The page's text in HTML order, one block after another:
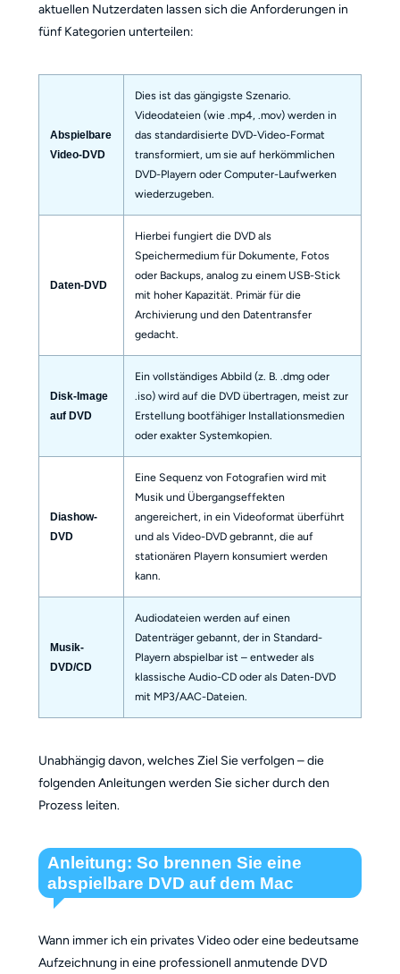
aktuellen Nutzerdaten lassen sich die Anforderungen in
fünf Kategorien unterteilen:
Abspielbare
Video-DVD
Dies ist das gängigste Szenario.
Videodateien (wie .mp4, .mov) werden in
das standardisierte DVD-Video-Format
transformiert, um sie auf herkömmlichen
DVD-Playern oder Computer-Laufwerken
wiederzugeben.
Daten-DVD
Hierbei fungiert die DVD als
Speichermedium für Dokumente, Fotos
oder Backups, analog zu einem USB-Stick
mit hoher Kapazität. Primär für die
Archivierung und den Datentransfer
gedacht.
Disk-Image
auf DVD
Ein vollständiges Abbild (z. B. .dmg oder
.iso) wird auf die DVD übertragen, meist zur
Erstellung bootfähiger Installationsmedien
oder exakter Systemkopien.
Diashow-
DVD
Eine Sequenz von Fotografien wird mit
Musik und Übergangseffekten
angereichert, in ein Videoformat überführt
und als Video-DVD gebrannt, die auf
stationären Playern konsumiert werden
kann.
Musik-
DVD/CD
Audiodateien werden auf einen
Datenträger gebannt, der in Standard-
Playern abspielbar ist – entweder als
klassische Audio-CD oder als Daten-DVD
mit MP3/AAC-Dateien.
Unabhängig davon, welches Ziel Sie verfolgen – die
folgenden Anleitungen werden Sie sicher durch den
Prozess leiten.
Anleitung: So brennen Sie eine
abspielbare DVD auf dem Mac
Wann immer ich ein privates Video oder eine bedeutsame
Aufzeichnung in eine professionell anmutende DVD